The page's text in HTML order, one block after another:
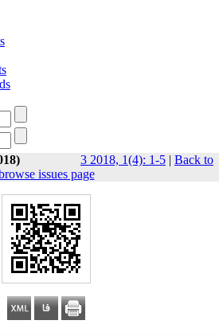
3 2018, 1(4): 1-5 | Back to
issues page